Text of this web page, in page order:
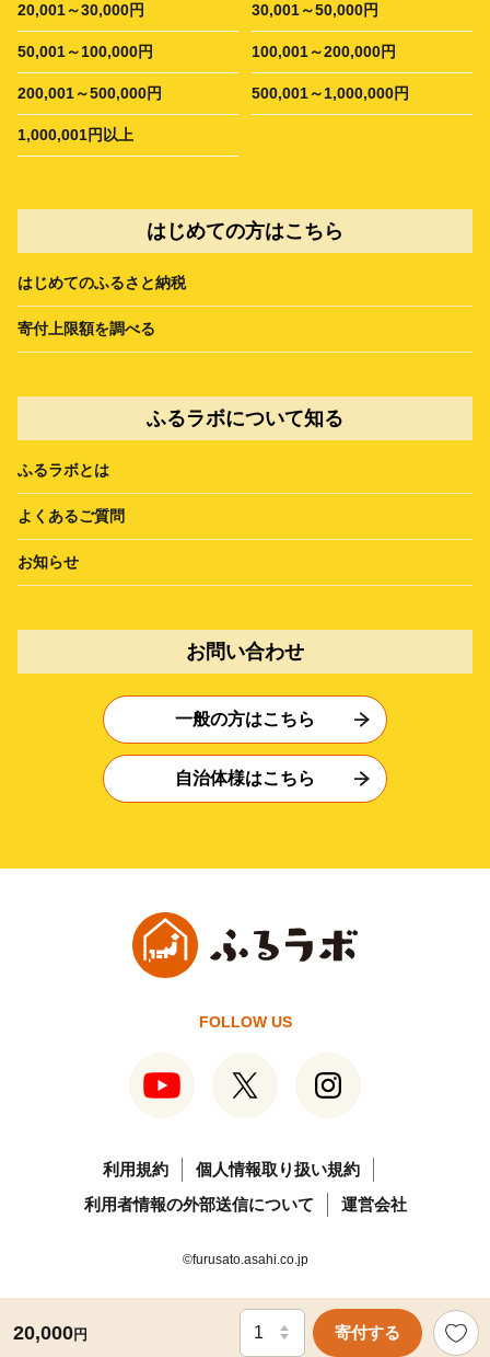
20,000円 寄付する
20,001～30,000円 30,001～50,000円
50,001～100,000円 100,001～200,000円
200,001～500,000円 500,001～1,000,000円
1,000,001円以上
はじめての方はこちら
はじめてのふるさと納税
寄付上限額を調べる
ふるラボについて知る
ふるラボとは
よくあるご質問
お知らせ
お問い合わせ
一般の方はこちら
自治体様はこちら
FOLLOW US
利用規約
個人情報取り扱い規約
利用者情報の外部送信について
運営会社
©furusato.asahi.co.jp